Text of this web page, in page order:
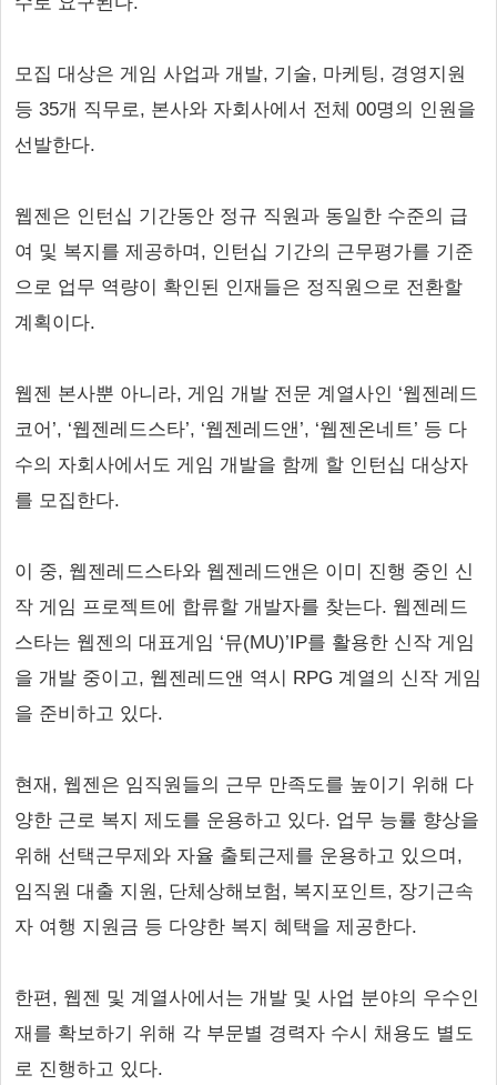
모집 대상은 게임 사업과 개발, 기술, 마케팅, 경영지원
등 35개 직무로, 본사와 자회사에서 전체 00명의 인원을
선발한다.
웹젠은 인턴십 기간동안 정규 직원과 동일한 수준의 급
여 및 복지를 제공하며, 인턴십 기간의 근무평가를 기준
으로 업무 역량이 확인된 인재들은 정직원으로 전환할
계획이다.
웹젠 본사뿐 아니라, 게임 개발 전문 계열사인 ‘웹젠레드
코어’, ‘웹젠레드스타’, ‘웹젠레드앤’, ‘웹젠온네트’ 등 다
수의 자회사에서도 게임 개발을 함께 할 인턴십 대상자
를 모집한다.
이 중, 웹젠레드스타와 웹젠레드앤은 이미 진행 중인 신
작 게임 프로젝트에 합류할 개발자를 찾는다. 웹젠레드
스타는 웹젠의 대표게임 ‘뮤(MU)’IP를 활용한 신작 게임
을 개발 중이고, 웹젠레드앤 역시 RPG 계열의 신작 게임
을 준비하고 있다.
현재, 웹젠은 임직원들의 근무 만족도를 높이기 위해 다
양한 근로 복지 제도를 운용하고 있다. 업무 능률 향상을
위해 선택근무제와 자율 출퇴근제를 운용하고 있으며,
임직원 대출 지원, 단체상해보험, 복지포인트, 장기근속
자 여행 지원금 등 다양한 복지 혜택을 제공한다.
한편, 웹젠 및 계열사에서는 개발 및 사업 분야의 우수인
재를 확보하기 위해 각 부문별 경력자 수시 채용도 별도
로 진행하고 있다.